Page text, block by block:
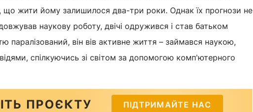
що жити йому залишилося два-три роки. Однак їх прогнози не
наукову роботу, двічі одружився і став батьком
паралізований, він вів активне життя – займався наукою,
спілкуючись зі світом за допомогою комп'ютерного
ПРОЄКТУ ПІДТРИМАЙТЕ НАС